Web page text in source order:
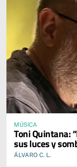
MÚSICA
Toni Quintana:
sus luces y
ÁLVARO C. L.